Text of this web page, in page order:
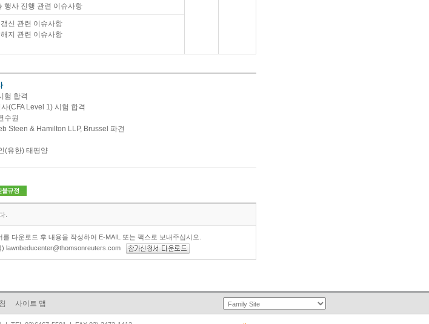
행사 진행 관련 이슈사항
신 관련 이슈사항
지 관련 이슈사항
험 합격
(CFA Level 1) 시험 합격
수원
Steen & Hamilton LLP, Brussel 파견
(유한) 태평양
.
다운로드 후 내용을 작성하여 E-MAIL 또는 팩스로 보내주십시오.
) lawnbeducenter@thomsonreuters.com
사이트 맵